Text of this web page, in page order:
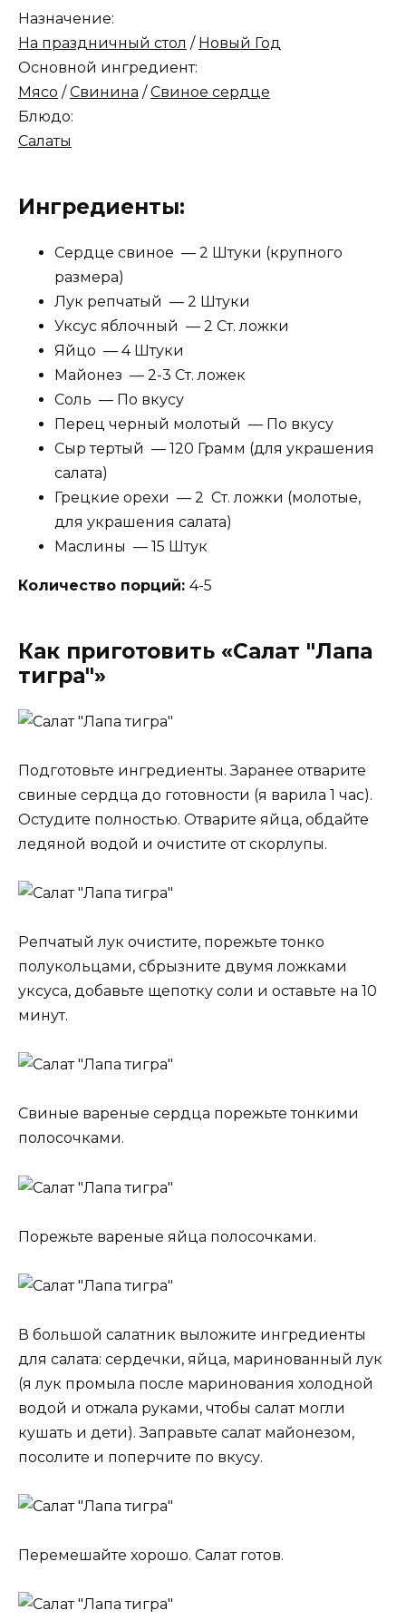
Назначение:
На праздничный стол / Новый Год
Основной ингредиент:
Мясо /Свинина /Свиное сердце
Блюдо:
Салаты
Ингредиенты:
Сердце свиное — 2 Штуки (крупного
размера)
Лук репчатый — 2 Штуки
Уксус яблочный — 2 Ст. ложки
Яйцо — 4 Штуки
Майонез — 2-3 Ст. ложек
Соль — По вкусу
Перец черный молотый — По вкусу
Сыр тертый — 120 Грамм (для украшения
салата)
Грецкие орехи — 2 Ст. ложки (молотые,
для украшения салата)
Маслины — 15 Штук
Количество порций: 4-5
Как приготовить «Салат "Лапа
тигра"»
Подготовьте ингредиенты. Заранее отварите
свиные сердца до готовности (я варила 1 час).
Остудите полностью. Отварите яйца, обдайте
ледяной водой и очистите от скорлупы.
Репчатый лук очистите, порежьте тонко
полукольцами, сбрызните двумя ложками
уксуса, добавьте щепотку соли и оставьте на 10
минут.
Свиные вареные сердца порежьте тонкими
полосочками.
Порежьте вареные яйца полосочками.
В большой салатник выложите ингредиенты
для салата: сердечки, яйца, маринованный лук
(я лук промыла после маринования холодной
водой и отжала руками, чтобы салат могли
кушать и дети). Заправьте салат майонезом,
посолите и поперчите по вкусу.
Перемешайте хорошо. Салат готов.